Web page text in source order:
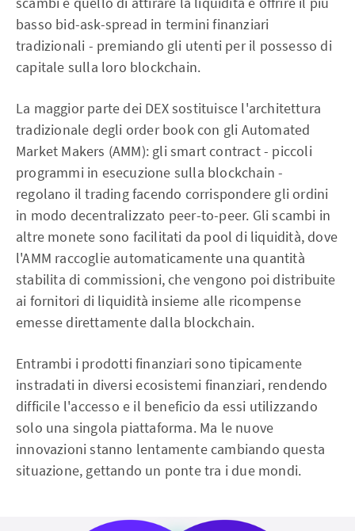
basso bid-ask-spread in termini finanziari
tradizionali - premiando gli utenti per il possesso di
capitale sulla loro blockchain.
La maggior parte dei DEX sostituisce l'architettura
tradizionale degli order book con gli Automated
Market Makers (AMM): gli smart contract - piccoli
programmi in esecuzione sulla blockchain -
regolano il trading facendo corrispondere gli ordini
in modo decentralizzato peer-to-peer. Gli scambi in
altre monete sono facilitati da pool di liquidità, dove
l'AMM raccoglie automaticamente una quantità
stabilita di commissioni, che vengono poi distribuite
ai fornitori di liquidità insieme alle ricompense
emesse direttamente dalla blockchain.
Entrambi i prodotti finanziari sono tipicamente
instradati in diversi ecosistemi finanziari, rendendo
difficile l'accesso e il beneficio da essi utilizzando
solo una singola piattaforma. Ma le nuove
innovazioni stanno lentamente cambiando questa
situazione, gettando un ponte tra i due mondi.